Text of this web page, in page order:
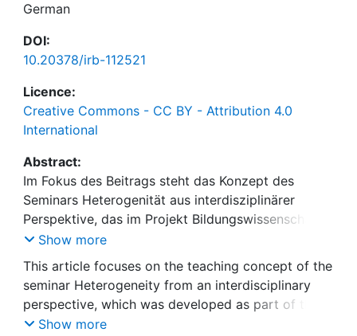
German
DOI:
10.20378/irb-112521
Licence:
Creative Commons - CC BY - Attribution 4.0
International
Abstract:
Im Fokus des Beitrags steht das Konzept des
Seminars Heterogenität aus interdisziplinärer
Perspektive, das im Projekt Bildungswissenschaft
im Verbund (BilVer) für Lehramtsstudierende im
fachübergreifenden erziehungswissenschaftlichen
Studium entwickelt, umgesetzt und evaluiert
wurde. Zentrale Merkmale des Seminars sind, dass
Dozierende verschiedener Fachdisziplinen ihre
Show more
This article focuses on the teaching concept of the
seminar Heterogeneity from an interdisciplinary
perspective, which was developed as part of the
Educational Science Network (BilVer) project for
Show more